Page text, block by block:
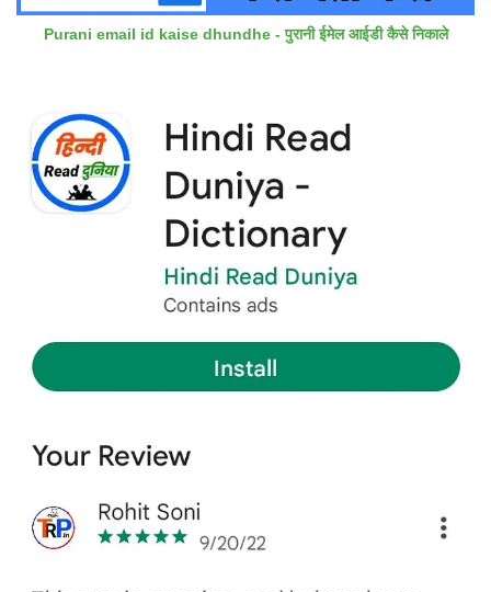
Purani email id kaise dhundhe - पुरानी ईमेल आईडी कैसे निकाले